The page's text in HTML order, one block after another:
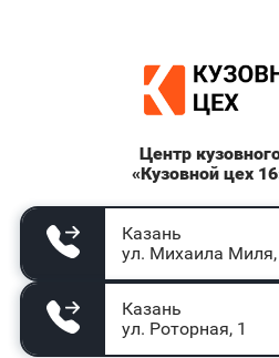
Центр
«Кузовной цех
Казань
ул. Михаила Миля,
Казань
ул. Роторная, 1